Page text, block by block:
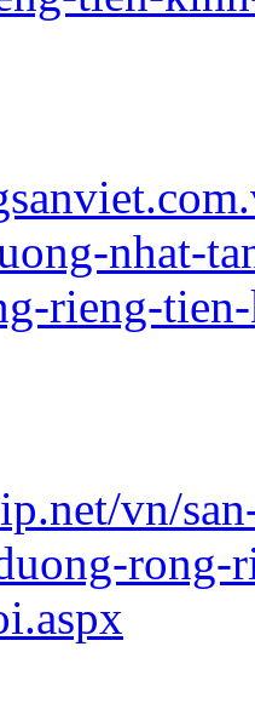
nhat-
rieng-
vn/